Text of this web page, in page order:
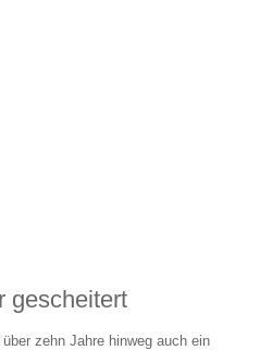
gescheitert
zehn Jahre hinweg auch ein